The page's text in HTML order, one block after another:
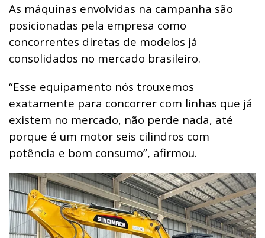
As máquinas envolvidas na campanha são
posicionadas pela empresa como
concorrentes diretas de modelos já
consolidados no mercado brasileiro.
“Esse equipamento nós trouxemos
exatamente para concorrer com linhas que já
existem no mercado, não perde nada, até
porque é um motor seis cilindros com
potência e bom consumo”, afirmou.